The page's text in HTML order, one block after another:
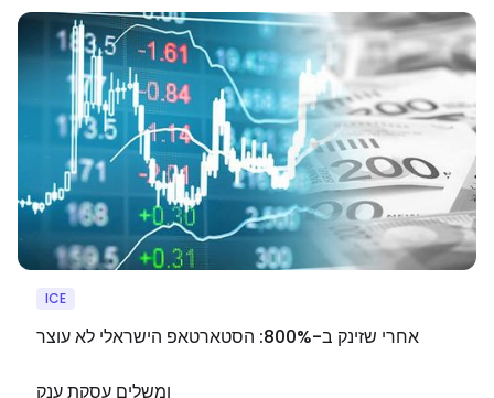
ICE
אחרי שזינק ב-800%: הסטארטאפ הישראלי לא עוצר
ומשלים עסקת ענק